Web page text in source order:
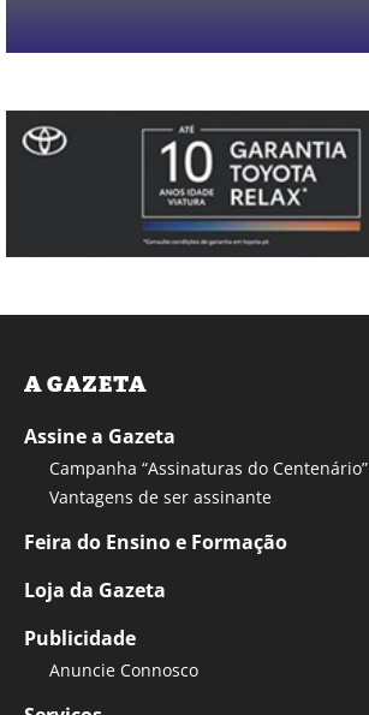
A GAZETA
Assine a Gazeta
Campanha “Assinaturas do Centenário”
Vantagens de ser assinante
Feira do Ensino e Formação
Loja da Gazeta
Publicidade
Anuncie Connosco